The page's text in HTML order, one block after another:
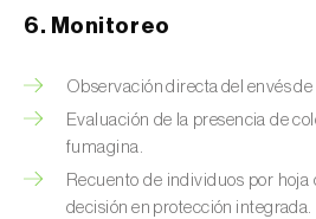
peregrinus
Chinche del tomate (
Chinche europea de las
Metopoplax ditomoides)
6. Monitoreo
Observación directa del envés de
Evaluación de la presencia de
fumagina.
Recuento de individuos por hoja
decisión en protección integrada.